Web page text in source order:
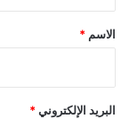
*
الاسم *
البريد الإلكتروني *